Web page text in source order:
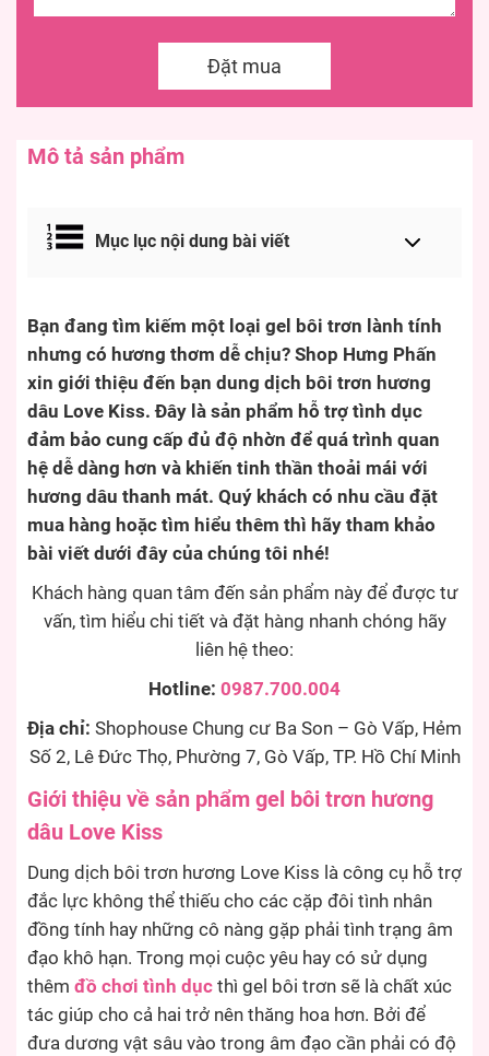
Đặt mua
Mô tả sản phẩm
Mục lục nội dung bài viết
Bạn đang tìm kiếm một loại gel bôi trơn lành tính
nhưng có hương thơm dễ chịu? Shop Hưng Phấn
xin giới thiệu đến bạn dung dịch bôi trơn hương
dâu Love Kiss. Đây là sản phẩm hỗ trợ tình dục
đảm bảo cung cấp đủ độ nhờn để quá trình quan
hệ dễ dàng hơn và khiến tinh thần thoải mái với
hương dâu thanh mát. Quý khách có nhu cầu đặt
mua hàng hoặc tìm hiểu thêm thì hãy tham khảo
bài viết dưới đây của chúng tôi nhé!
Khách hàng quan tâm đến sản phẩm này để được tư
vấn, tìm hiểu chi tiết và đặt hàng nhanh chóng hãy
liên hệ theo:
Hotline: 0987.700.004
Địa chỉ: Shophouse Chung cư Ba Son – Gò Vấp, Hẻm
Số 2, Lê Đức Thọ, Phường 7, Gò Vấp, TP. Hồ Chí Minh
Giới thiệu về sản phẩm gel bôi trơn hương
dâu Love Kiss
Dung dịch bôi trơn hương Love Kiss là công cụ hỗ trợ
đắc lực không thể thiếu cho các cặp đôi tình nhân
đồng tính hay những cô nàng gặp phải tình trạng âm
đạo khô hạn. Trong mọi cuộc yêu hay có sử dụng
thêm đồ chơi tình dục thì gel bôi trơn sẽ là chất xúc
tác giúp cho cả hai trở nên thăng hoa hơn. Bởi để
đưa dương vật sâu vào trong âm đạo cần phải có độ